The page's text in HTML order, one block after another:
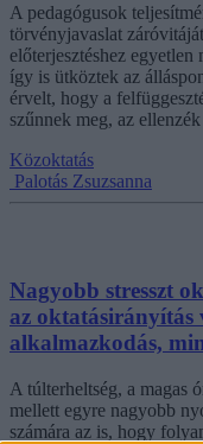
A pedagógusok
törvényjavaslat
előterjesztéshez
így is ütköztek az
érvelt, hogy a
szűnnek meg, az
Közoktatás
Palotás Zsuzsanna
Nagyobb stresszt
az oktatásirányítás
alkalmazkodás,
A túlterheltség, a magas
mellett egyre nagyobb
számára az is, hogy